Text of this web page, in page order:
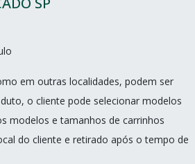
em outras localidades, podem ser
o cliente pode selecionar modelos
modelos e tamanhos de carrinhos
do cliente e retirado após o tempo de